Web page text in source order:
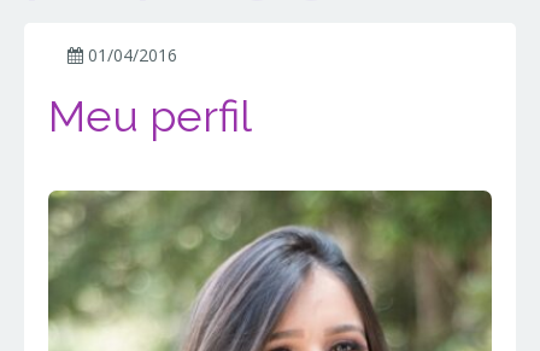
01/04/2016
Meu perfil